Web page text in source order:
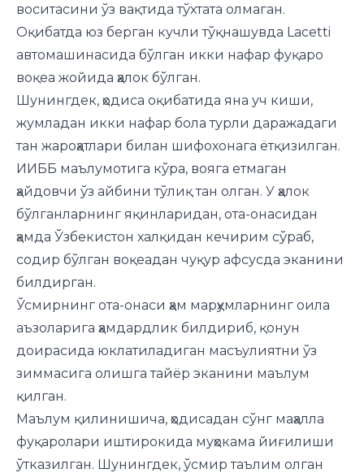
воситасини ўз вақтида тўхтата олмаган.
Оқибатда юз берган кучли тўқнашувда Lacetti
автомашинасида бўлган икки нафар фуқаро
воқеа жойида ҳалок бўлган.
Шунингдек, ҳодиса оқибатида яна уч киши,
жумладан икки нафар бола турли даражадаги
тан жароҳатлари билан шифохонага ётқизилган.
ИИББ маълумотига кўра, вояга етмаган
ҳайдовчи ўз айбини тўлиқ тан олган. У ҳалок
бўлганларнинг яқинларидан, ота-онасидан
ҳамда Ўзбекистон халқидан кечирим сўраб,
содир бўлган воқеадан чуқур афсусда эканини
билдирган.
Ўсмирнинг ота-онаси ҳам марҳумларнинг оила
аъзоларига ҳамдардлик билдириб, қонун
доирасида юклатиладиган масъулиятни ўз
зиммасига олишга тайёр эканини маълум
қилган.
Маълум қилинишича, ҳодисадан сўнг маҳалла
фуқаролари иштирокида муҳокама йиғилиши
ўтказилган. Шунингдек, ўсмир таълим олган